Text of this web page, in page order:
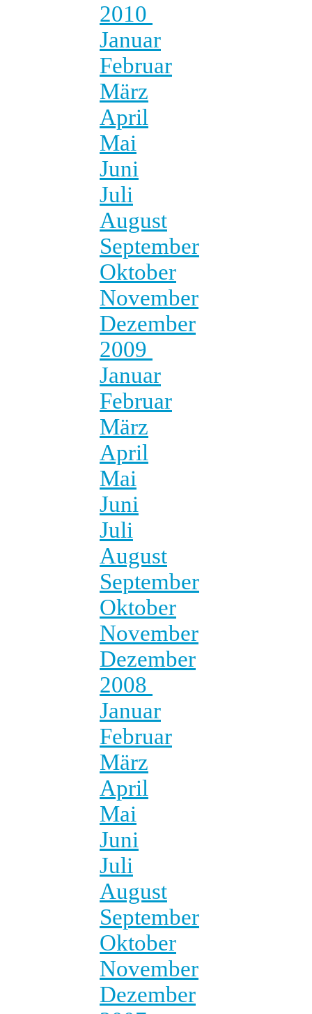
2010
Januar
Februar
März
April
Mai
Juni
Juli
August
September
Oktober
November
Dezember
2009
Januar
Februar
März
April
Mai
Juni
Juli
August
September
Oktober
November
Dezember
2008
Januar
Februar
März
April
Mai
Juni
Juli
August
September
Oktober
November
Dezember